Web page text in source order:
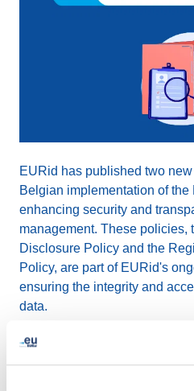
EURid has published two
Belgian implementation of
enhancing security and
management. These policies,
Disclosure Policy and the
Policy, are part of EURid's
ensuring the integrity and
data.
Registration Data
establishes the